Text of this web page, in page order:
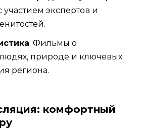
участием экспертов и
: Фильмы о
природе и ключевых
региона.
комфортный